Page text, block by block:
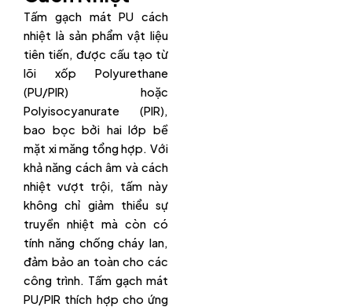
Tấm gạch mát PU cách
nhiệt là sản phẩm vật liệu
tiên tiến, được cấu tạo từ
lõi xốp Polyurethane
(PU/PIR) hoặc
Polyisocyanurate (PIR),
bao bọc bởi hai lớp bề
mặt xi măng tổng hợp. Với
khả năng cách âm và cách
nhiệt vượt trội, tấm này
không chỉ giảm thiểu sự
truyền nhiệt mà còn có
tính năng chống cháy lan,
đảm bảo an toàn cho các
công trình. Tấm gạch mát
PU/PIR thích hợp cho ứng